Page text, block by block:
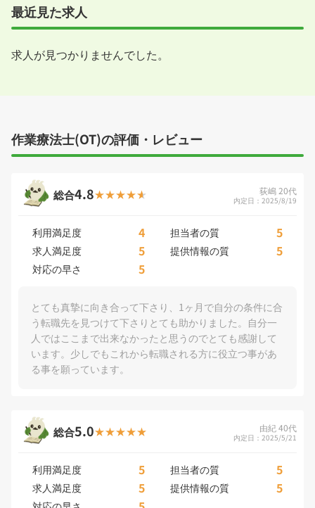
最近見た求人
求人が見つかりませんでした。
作業療法士(OT)の評価・レビュー
総合4.8 荻嶋 20代
内定日：2025/8/19
利用満足度 4 担当者の質 5
求人満足度 5 提供情報の質 5
対応の早さ 5
とても真摯に向き合って下さり、1ヶ月で自分の条件に合
う転職先を見つけて下さりとても助かりました。自分一
人ではここまで出来なかったと思うのでとても感謝して
います。少しでもこれから転職される方に役立つ事があ
る事を願っています。
総合5.0 由紀 40代
内定日：2025/5/21
利用満足度 5 担当者の質 5
求人満足度 5 提供情報の質 5